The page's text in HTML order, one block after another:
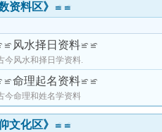
资料区》≌≌
风水择日资料≌≌
今风水和择日学资料.
命理起名资料≌≌
今命理和姓名学资料
文化区》≌≌